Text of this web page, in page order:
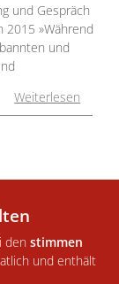
und Gespräch
»Während
und
Weiterlesen
den stimmen
und enthält